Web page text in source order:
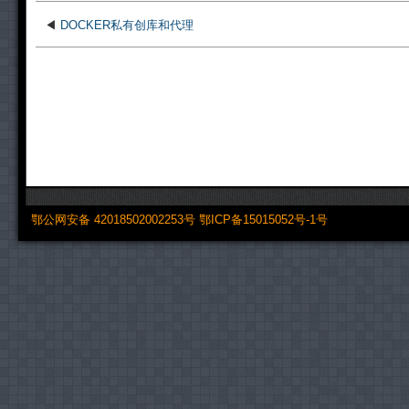
◀ DOCKER私有创库和代理
鄂公网安备 42018502002253号 鄂ICP备15015052号-1号